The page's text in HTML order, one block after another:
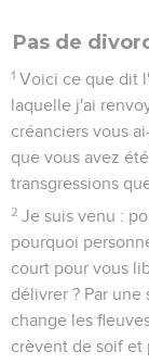
Pas de
1 Voici ce que dit
laquelle j'ai
créanciers vous
que vous avez
transgressions
2 Je suis venu :
pourquoi
court pour vous
délivrer ? Par
change les
crèvent de soif et